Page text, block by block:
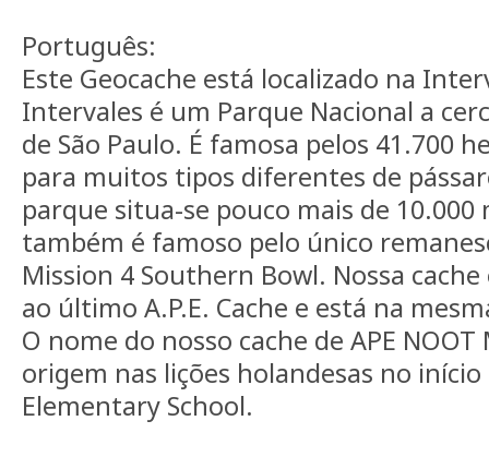
Português:
Este Geocache está localizado na
Intervales é um Parque Nacional a
de São Paulo. É famosa pelos 41.700
para muitos tipos diferentes de
parque situa-se pouco mais de
também é famoso pelo único
Mission 4 Southern Bowl. Nossa
ao último A.P.E. Cache e está na
O nome do nosso cache de APE NOOT
origem nas lições holandesas no
Elementary School.